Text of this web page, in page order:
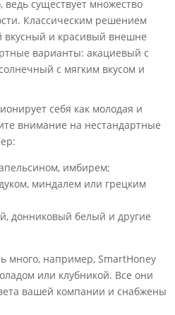
существует множество
Классическим решением
вкусный и красивый внешне
варианты: акациевый с
с мягким вкусом и
себя как молодая и
внимание на нестандартные
имбирем;
миндалем или грецким
донниковый белый и другие
много, например, SmartHoney
или клубникой. Все они
вашей компании и снабжены